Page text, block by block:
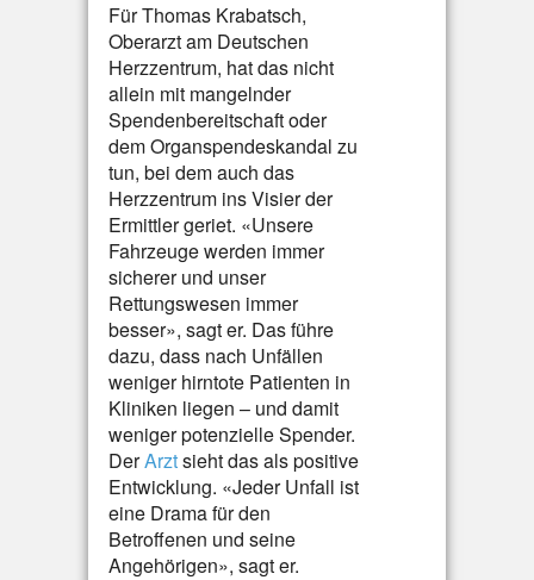
Für Thomas Krabatsch,
Oberarzt am Deutschen
Herzzentrum, hat das nicht
allein mit mangelnder
Spendenbereitschaft oder
dem Organspendeskandal zu
tun, bei dem auch das
Herzzentrum ins Visier der
Ermittler geriet. «Unsere
Fahrzeuge werden immer
sicherer und unser
Rettungswesen immer
besser», sagt er. Das führe
dazu, dass nach Unfällen
weniger hirntote Patienten in
Kliniken liegen – und damit
weniger potenzielle Spender.
DerArztsieht das als positive
Entwicklung. «Jeder Unfall ist
eine Drama für den
Betroffenen und seine
Angehörigen», sagt er.